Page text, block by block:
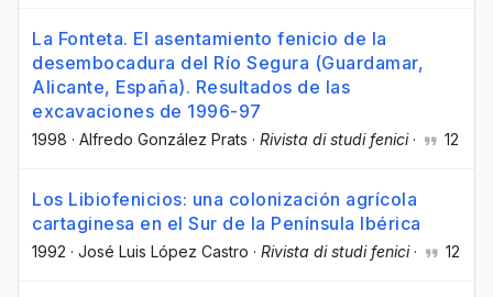
La Fonteta. El asentamiento fenicio de la
desembocadura del Río Segura (Guardamar,
Alicante, España). Resultados de las
excavaciones de 1996-97
1998 · Alfredo González Prats · Rivista di studi fenici· 12
Los Libiofenicios: una colonización agrícola
cartaginesa en el Sur de la Península Ibérica
1992 · José Luis López Castro · Rivista di studi fenici· 12